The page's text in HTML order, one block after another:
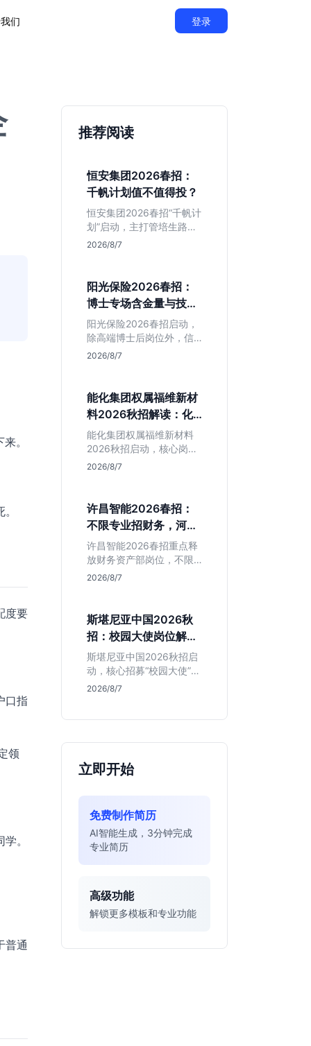
们 登录
。
度要
口指
领
。
普通
推荐阅读
恒安集团2026春招：
千帆计划值不值得投？
恒安集团2026春招“千帆计
划”启动，主打管培生路
线。本文解析老牌快消巨
限，帮你判断是否值得投
递。
2026/8/7
阳光保险2026春招：
博士专场含金量与技术
岗捡漏指南
阳光保险2026春招启动，
除高端博士后岗位外，信
息技术部释放大量Java、
技术岗需求与投递价值，
助你快速判断是否值得
投。
2026/8/7
能化集团权属福维新材
料2026秋招解读：化
工材料生必看
能化集团权属福维新材料
2026秋招启动，核心岗位
集中在福建永安。本文解
点限制，助理工科生判断
是否值得投递。
2026/8/7
许昌智能2026春招：
不限专业招财务，河南
本地生值得冲吗？
许昌智能2026春招重点释
放财务资产部岗位，不限
专业。作为河南本地老牌
在本地积累工业场景经验
的应届生。
2026/8/7
斯堪尼亚中国2026秋
招：校园大使岗位解读
与投递指南
斯堪尼亚中国2026秋招启
动，核心招募“校园大使”而
非技术管培生。本文解析
你判断是否值得投递。
2026/8/7
立即开始
免费制作简历
AI智能生成，3分钟完成
专业简历
高级功能
解锁更多模板和专业功能